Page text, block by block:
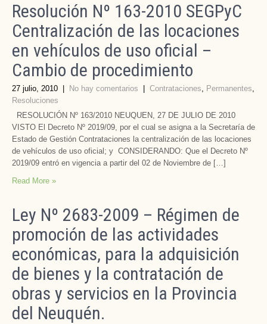
Resolución Nº 163-2010 SEGPyC
Centralización de las locaciones
en vehículos de uso oficial –
Cambio de procedimiento
27 julio, 2010 No hay comentarios Contrataciones, Permanentes,
Resoluciones
RESOLUCIÓN Nº 163/2010 NEUQUEN, 27 DE JULIO DE 2010
VISTO El Decreto Nº 2019/09, por el cual se asigna a la Secretaría de
Estado de Gestión Contrataciones la centralización de las locaciones
de vehículos de uso oficial; y CONSIDERANDO: Que el Decreto Nº
2019/09 entró en vigencia a partir del 02 de Noviembre de […]
Read More »
Ley Nº 2683-2009 – Régimen de
promoción de las actividades
económicas, para la adquisición
de bienes y la contratación de
obras y servicios en la Provincia
del Neuquén.